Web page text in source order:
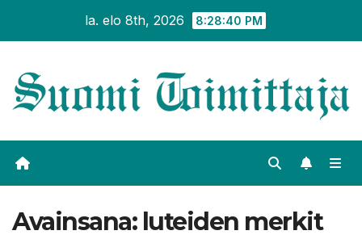
la. elo 8th, 2026 8:28:40 PM
Avainsana: luteiden merkit